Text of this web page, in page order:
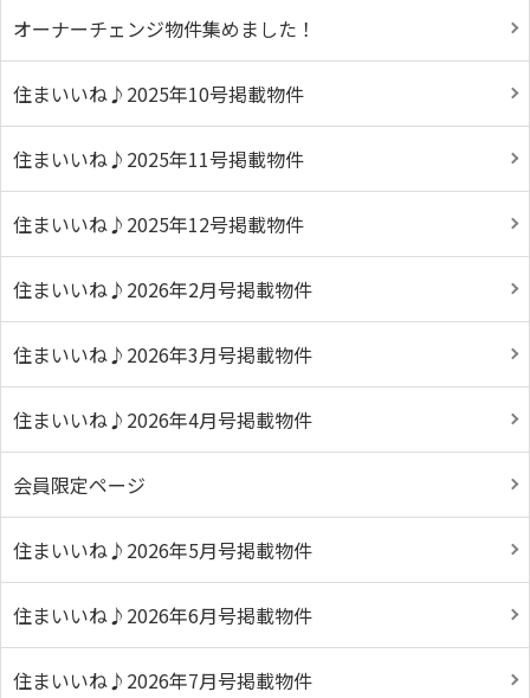
オーナーチェンジ物件集めました！
住まいいね♪2025年10号掲載物件
住まいいね♪2025年11号掲載物件
住まいいね♪2025年12号掲載物件
住まいいね♪2026年2月号掲載物件
住まいいね♪2026年3月号掲載物件
住まいいね♪2026年4月号掲載物件
会員限定ページ
住まいいね♪2026年5月号掲載物件
住まいいね♪2026年6月号掲載物件
住まいいね♪2026年7月号掲載物件